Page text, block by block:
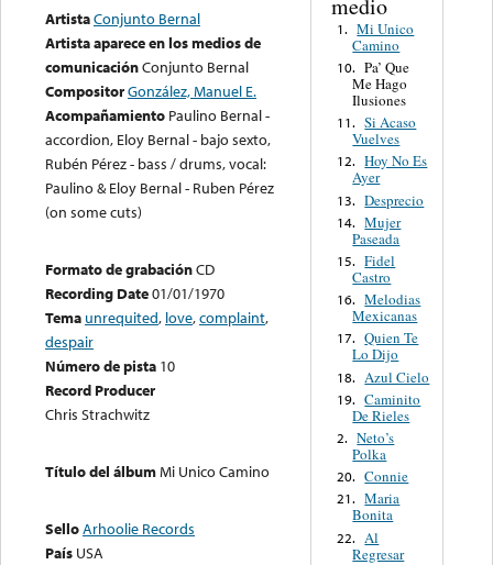
ArtistaConjunto Bernal
Artista aparece en los medios de
comunicaciónConjunto Bernal
CompositorGonzález, Manuel E.
Acompañamiento Paulino Bernal -
accordion, Eloy Bernal - bajo sexto,
Rubén Pérez - bass / drums, vocal:
Paulino & Eloy Bernal - Ruben Pérez
(on some cuts)
Formato de grabaciónCD
Recording Date01/01/1970
Tema unrequited, love,complaint,
despair
Número de pista 10
Record Producer
Chris Strachwitz
Título del álbumMi Unico Camino
SelloArhoolie Records
País USA
1. Mi Unico
Camino
10. Pa’ Que
Me Hago
Ilusiones
11. Si Acaso
Vuelves
12. Hoy No Es
Ayer
13. Desprecio
14. Mujer
Paseada
15. Fidel
Castro
16. Melodias
Mexicanas
17. Quien Te
Lo Dijo
18. Azul Cielo
19. Caminito
De Rieles
2. Neto’s
Polka
20. Connie
21. Maria
Bonita
22. Al
Regresar